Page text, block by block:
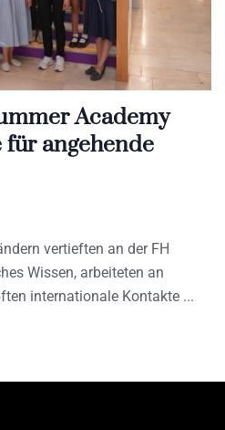
Academy
angehende
vertieften an der FH
Wissen, arbeiteten an
internationale Kontakte